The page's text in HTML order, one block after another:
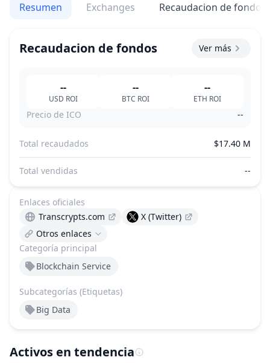
Resumen Exchanges Recaudacion de fondos
Recaudacion de fondos Ver más
--
USD ROI
--
BTC ROI
--
ETH ROI
Precio de ICO --
Total recaudados $17.40 M
Total vendidas --
Categoría principal
Blockchain Service
Subcategorías (Etiquetas)
Big Data
Enlaces oficiales
Transcrypts.com
X (Twitter)
Otros enlaces
Activos en tendencia